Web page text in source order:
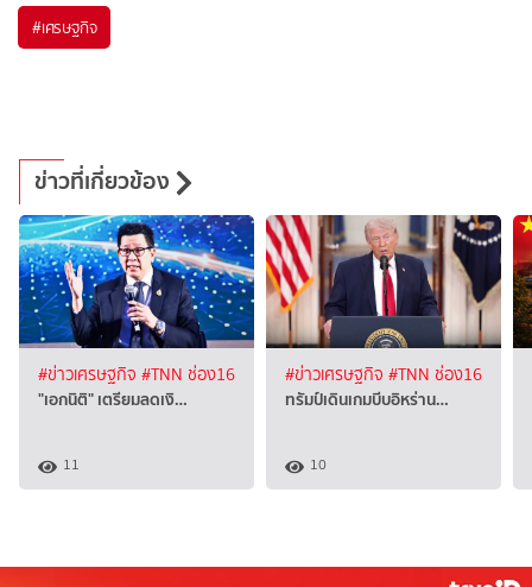
#เศรษฐกิจ
ข่าวที่เกี่ยวข้อง
#ข่าวเศรษฐกิจ #TNN ช่อง16
"เอกนิติ" เตรียมลดเงิ…
11
#ข่าวเศรษฐกิจ #TNN ช่อง16
ทรัมป์เดินเกมบีบอิหร่าน…
10